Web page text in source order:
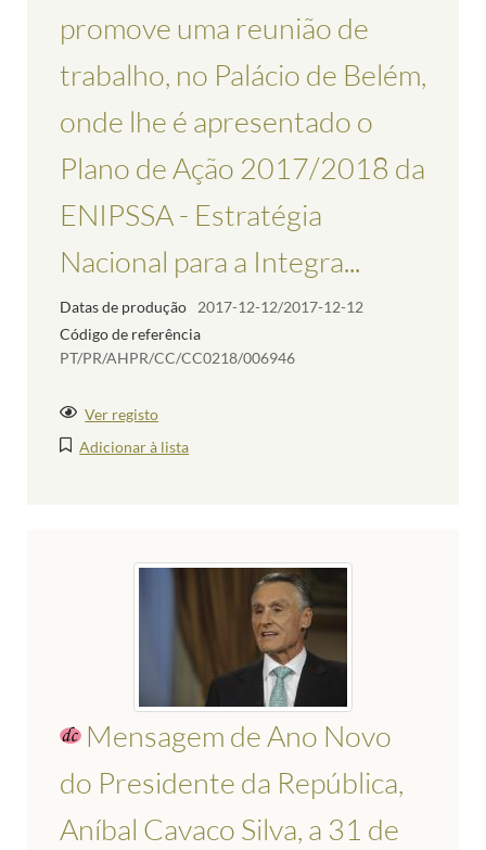
promove uma reunião de
trabalho, no Palácio de Belém,
onde lhe é apresentado o
Plano de Ação 2017/2018 da
ENIPSSA - Estratégia
Nacional para a Integra...
Datas de produção
2017-12-12/2017-12-12
Código de referência
PT/PR/AHPR/CC/CC0218/006946
Ver registo
Adicionar à lista
Mensagem de Ano Novo
do Presidente da República,
Aníbal Cavaco Silva, a 31 de